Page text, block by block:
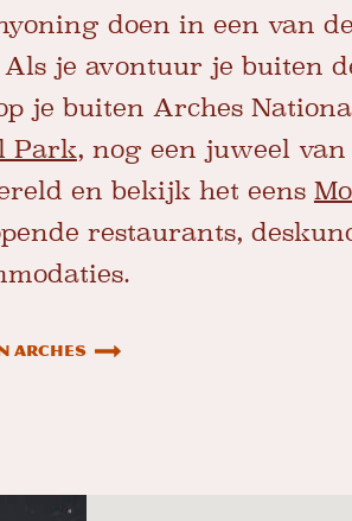
doen in een van
je avontuur je buiten
je buiten Arches
Park, nog een juweel
en bekijk het eens
restaurants,
Arches